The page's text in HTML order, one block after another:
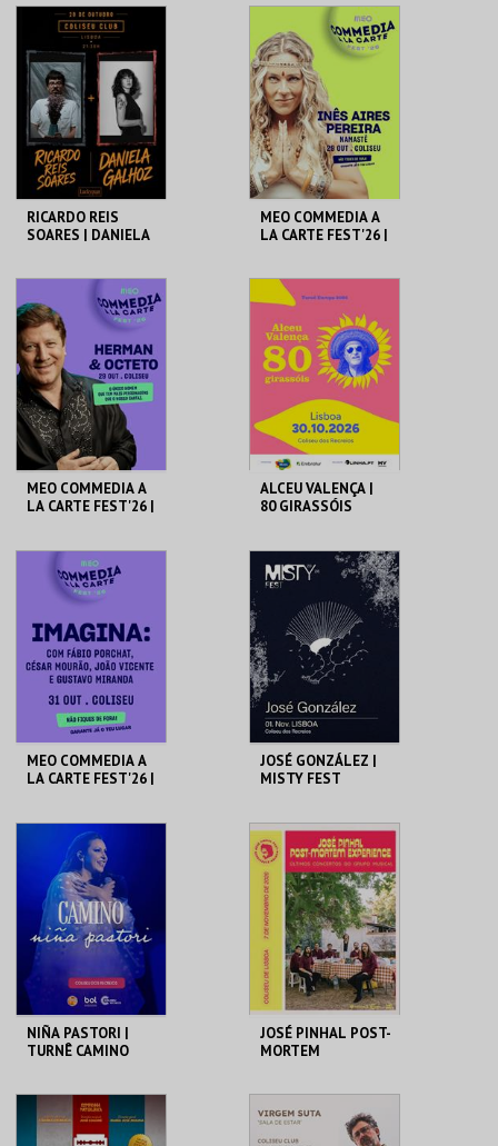
COLISEU DE LISBOA
MAIS INFO
COMPRAR
COLISEU DE LISBOA
MAIS INFO
COMPRAR
RICARDO REIS
SOARES | DANIELA
COLISEU DE LISBOA
MAIS INFO
COMPRAR
MEO COMMEDIA A
LA CARTE FEST'26 |
NAMASTÊ
COLISEU DE LISBOA
MAIS INFO
COMPRAR
MEO COMMEDIA A
LA CARTE FEST'26 |
COLISEU DE LISBOA
MAIS INFO
COMPRAR
ALCEU VALENÇA |
80 GIRASSÓIS
COLISEU DE LISBOA
MAIS INFO
COMPRAR
MEO COMMEDIA A
LA CARTE FEST'26 |
COLISEU DE LISBOA
MAIS INFO
COMPRAR
JOSÉ GONZÁLEZ |
MISTY FEST
COLISEU DE LISBOA
MAIS INFO
COMPRAR
NIÑA PASTORI |
TURNÊ CAMINO
COLISEU DE LISBOA
JOSÉ PINHAL POST-
MORTEM
COLISEU DE LISBOA